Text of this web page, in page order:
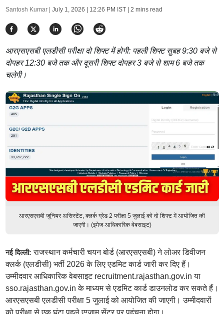
Santosh Kumar | July 1, 2026 | 12:26 PM IST| 2 mins read
आरएसएसबी एलडीसी परीक्षा दो शिफ्ट में होगी: पहली शिफ्ट सुबह 9:30 बजे से
दोपहर 12:30 बजे तक और दूसरी शिफ्ट दोपहर 3 बजे से शाम 6 बजे तक
चलेगी।
आरएसएसबी जूनियर असिस्टेंट, क्लर्क ग्रेड 2 परीक्षा 5 जुलाई को दो शिफ्ट में आयोजित की
जाएगी। (इमेज-आधिकारिक वेबसाइट)
नई दिल्ली: राजस्थान कर्मचारी चयन बोर्ड (आरएसएसबी) ने लोअर डिवीजन
क्लर्क (एलडीसी) भर्ती 2026 के लिए एडमिट कार्ड जारी कर दिए हैं।
उम्मीदवार आधिकारिक वेबसाइट recruitment.rajasthan.gov.in या
sso.rajasthan.gov.in के माध्यम से एडमिट कार्ड डाउनलोड कर सकते हैं।
आरएसएसबी एलडीसी परीक्षा 5 जुलाई को आयोजित की जाएगी। उम्मीदवारों
को परीक्षा से एक घंटा पहले एग्जाम सेंटर पर पहुंचना होगा।